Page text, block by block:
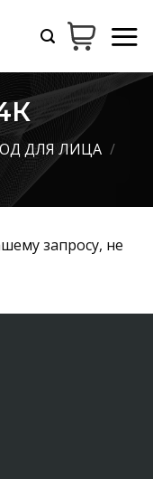
ДЛЯ ЛИЦА /
запросу, не